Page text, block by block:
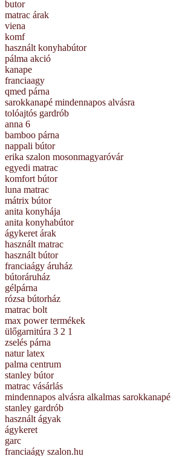
butor
matrac árak
viena
komf
használt konyhabútor
pálma akció
kanape
franciaagy
qmed párna
sarokkanapé mindennapos alvásra
tolóajtós gardrób
anna 6
bamboo párna
nappali bútor
erika szalon mosonmagyaróvár
egyedi matrac
komfort bútor
luna matrac
mátrix bútor
anita konyhája
anita konyhabútor
ágykeret árak
használt matrac
használt bútor
franciaágy áruház
bútoráruház
gélpárna
rózsa bútorház
matrac bolt
max power termékek
ülőgarnitúra 3 2 1
zselés párna
natur latex
palma centrum
stanley bútor
matrac vásárlás
mindennapos alvásra alkalmas sarokkanapé
stanley gardrób
használt ágyak
ágykeret
garc
franciaágy szalon.hu